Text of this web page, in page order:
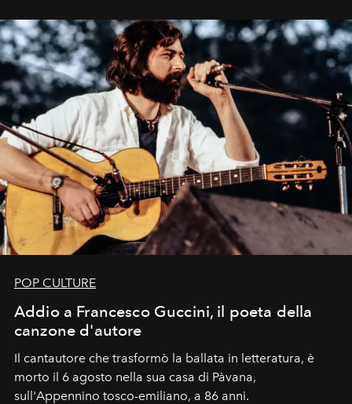
uno dei documenti più contemporanei che abbiamo.
POP CULTURE
Addio a Francesco Guccini, il poeta della
canzone d'autore
Il cantautore che trasformò la ballata in letteratura, è
morto il 6 agosto nella sua casa di Pàvana,
sull'Appennino tosco-emiliano, a 86 anni.